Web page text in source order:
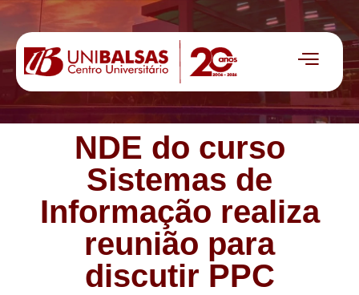
NDE do curso
Sistemas de
Informação realiza
reunião para
discutir PPC